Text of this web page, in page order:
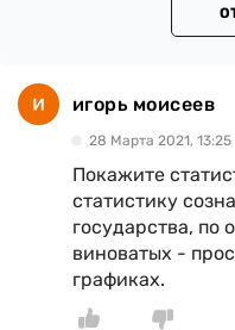
игорь моисеев
28 Марта 2021, 13:25
Покажите
статистику
государства, по
виноватых -
графиках.